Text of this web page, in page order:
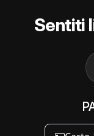
Sentiti